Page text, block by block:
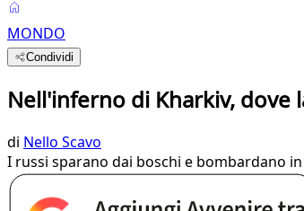
MONDO
Condividi
Nell'inferno di Kharkiv,
di Nello Scavo
I russi sparano dai boschi e bombardano